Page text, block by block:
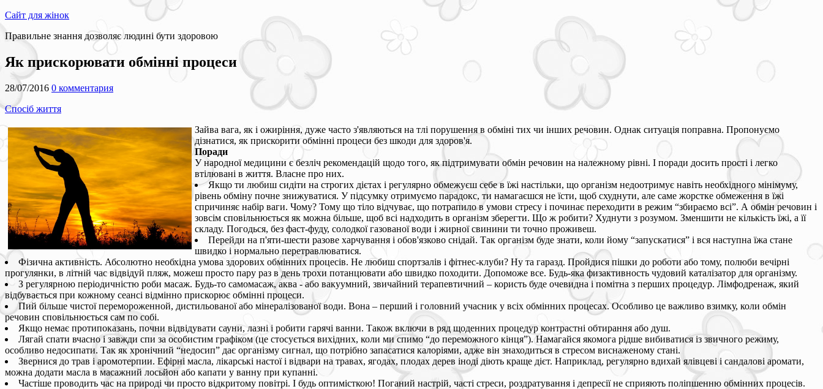
Сайт для жінок
Правильне знання дозволяє людині бути здоровою
Як прискорювати обмінні процеси
28/07/2016 0 комментария
Спосіб життя
Зайва вага, як і ожиріння, дуже часто з'являються на тлі порушення в обміні тих чи інших речовин. Однак ситуація поправна. Пропонуємо
дізнатися, як прискорити обмінні процеси без шкоди для здоров'я.
Поради
У народної медицини є безліч рекомендацій щодо того, як підтримувати обмін речовин на належному рівні. І поради досить прості і легко
втілювані в життя. Власне про них.
Якщо ти любиш сидіти на строгих дієтах і регулярно обмежуєш себе в їжі настільки, що організм недоотримує навіть необхідного мінімуму,
рівень обміну почне знижуватися. У підсумку отримуємо парадокс, ти намагаєшся не їсти, щоб схуднути, але саме жорстке обмеження в їжі
спричиняє набір ваги. Чому? Тому що тіло відчуває, що потрапило в умови стресу і починає переходити в режим “збираємо всі”. А обмін речовин і
зовсім сповільнюється як можна більше, щоб всі надходить в організм зберегти. Що ж робити? Худнути з розумом. Зменшити не кількість їжі, а її
складу. Погодься, без фаст-фуду, солодкої газованої води і жирної свинини ти точно проживеш.
Перейди на п'яти-шести разове харчування і обов'язково снідай. Так організм буде знати, коли йому “запускатися” і вся наступна їжа стане
швидко і нормально перетравлюватися.
Фізична активність. Абсолютно необхідна умова здорових обмінних процесів. Не любиш спортзалів і фітнес-клуби? Ну та гаразд. Пройдися пішки до роботи або тому, полюби вечірні
прогулянки, в літній час відвідуй пляж, можеш просто пару раз в день трохи потанцювати або швидко походити. Допоможе все. Будь-яка физактивность чудовий каталізатор для організму.
З регулярною періодичністю роби масаж. Будь-то самомасаж, аква - або вакуумний, звичайний терапевтичний – користь буде очевидна і помітна з перших процедур. Лімфодренаж, який
відбувається при кожному сеансі відмінно прискорює обмінні процеси.
Пий більше чистої перемороженной, дистильованої або мінералізованої води. Вона – перший і головний учасник у всіх обмінних процесах. Особливо це важливо взимку, коли обмін
речовин сповільнюється сам по собі.
Якщо немає протипоказань, почни відвідувати сауни, лазні і робити гарячі ванни. Також включи в ряд щоденних процедур контрастні обтирання або душ.
Лягай спати вчасно і завжди спи за особистим графіком (це стосується вихідних, коли ми спимо “до переможного кінця”). Намагайся якомога рідше вибиватися із звичного режиму,
особливо недосипати. Так як хронічний “недосип” дає організму сигнал, що потрібно запасатися калоріями, адже він знаходиться в стресом виснаженому стані.
Звернися до трав і аромотерпии. Ефірні масла, лікарські настої і відвари на травах, ягодах, плодах дерев іноді діють краще дієт. Наприклад, регулярно вдихай ялівцеві і сандалові аромати,
можна додати масла в масажний лосьйон або капати у ванну при купанні.
Частіше проводить час на природі чи просто відкритому повітрі. І будь оптимісткою! Поганий настрій, часті стреси, роздратування і депресії не сприяють поліпшенню обмінних процесів.